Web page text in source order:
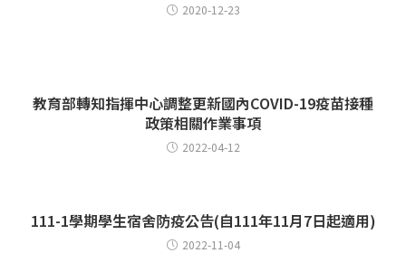
2020-12-23
教育部轉知指揮中心調整更新國內COVID-19疫苗接種
政策相關作業事項
2022-04-12
111-1學期學生宿舍防疫公告(自111年11月7日起適用)
2022-11-04